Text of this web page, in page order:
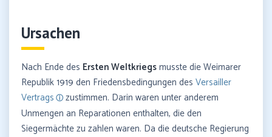
Ursachen
Nach Ende des Ersten Weltkriegsmusste die Weimarer
Republik 1919 den Friedensbedingungen des Versailler
Vertrags
zustimmen. Darin waren unter anderem
Unmengen an Reparationen enthalten, die den
Siegermächte zu zahlen waren. Da die deutsche Regierung